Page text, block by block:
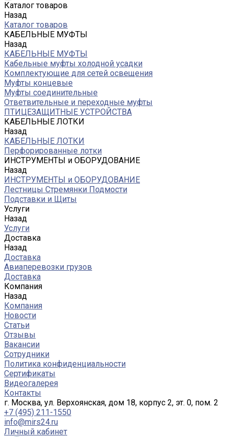
Каталог товаров
Назад
Каталог товаров
КАБЕЛЬНЫЕ МУФТЫ
Назад
КАБЕЛЬНЫЕ МУФТЫ
Кабельные муфты холодной усадки
Комплектующие для сетей освещения
Муфты концевые
Муфты соединительные
Ответвительные и переходные муфты
ПТИЦЕЗАЩИТНЫЕ УСТРОЙСТВА
КАБЕЛЬНЫЕ ЛОТКИ
Назад
КАБЕЛЬНЫЕ ЛОТКИ
Перфорированные лотки
ИНСТРУМЕНТЫ и ОБОРУДОВАНИЕ
Назад
ИНСТРУМЕНТЫ и ОБОРУДОВАНИЕ
Лестницы Стремянки Подмости
Подставки и Щиты
Услуги
Назад
Услуги
Доставка
Назад
Доставка
Авиаперевозки грузов
Доставка
Компания
Назад
Компания
Новости
Статьи
Отзывы
Вакансии
Сотрудники
Политика конфиденциальности
Сертификаты
Видеогалерея
Контакты
г. Москва, ул. Верхоянская, дом 18, корпус 2, эт. 0, пом. 2
+7 (495) 211-1550
info@mirs24.ru
Личный кабинет